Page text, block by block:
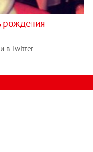
рождения
в Twitter